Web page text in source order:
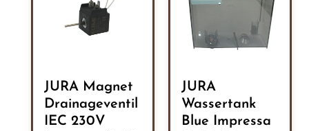
JURA Magnet
Drainageventil
IEC 230V
JURA
Wassertank
Blue Impressa